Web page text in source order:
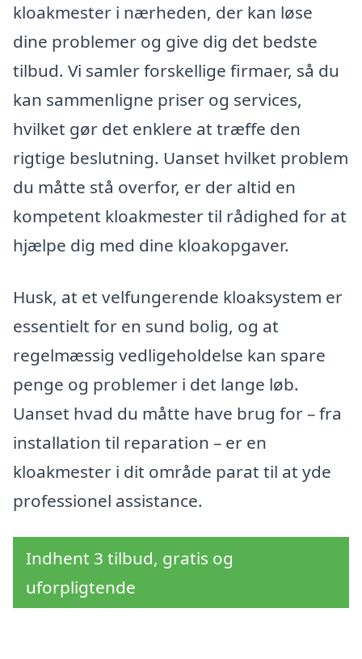
kloakmester i nærheden, der kan løse
dine problemer og give dig det bedste
tilbud. Vi samler forskellige firmaer, så du
kan sammenligne priser og services,
hvilket gør det enklere at træffe den
rigtige beslutning. Uanset hvilket problem
du måtte stå overfor, er der altid en
kompetent kloakmester til rådighed for at
hjælpe dig med dine kloakopgaver.
Husk, at et velfungerende kloaksystem er
essentielt for en sund bolig, og at
regelmæssig vedligeholdelse kan spare
penge og problemer i det lange løb.
Uanset hvad du måtte have brug for – fra
installation til reparation – er en
kloakmester i dit område parat til at yde
professionel assistance.
Indhent 3 tilbud, gratis og
uforpligtende